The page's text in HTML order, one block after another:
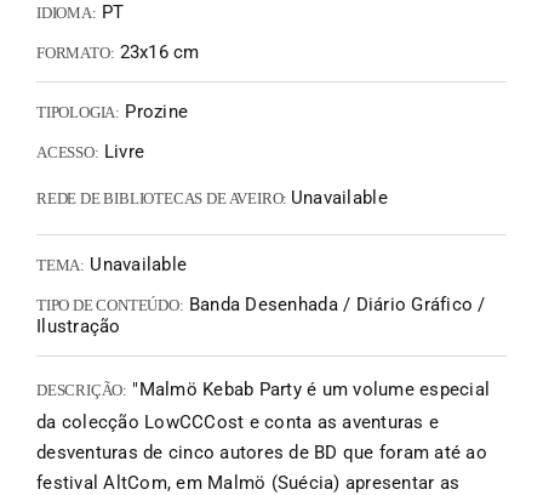
IDIOMA: PT
FORMATO: 23x16 cm
TIPOLOGIA: Prozine
ACESSO: Livre
REDE DE BIBLIOTECAS DE AVEIRO: Unavailable
TEMA: Unavailable
TIPO DE CONTEÚDO: Banda Desenhada / Diário Gráfico /
Ilustração
DESCRIÇÃO: "Malmö Kebab Party é um volume especial
da colecção LowCCCost e conta as aventuras e
desventuras de cinco autores de BD que foram até ao
festival AltCom, em Malmö (Suécia) apresentar as